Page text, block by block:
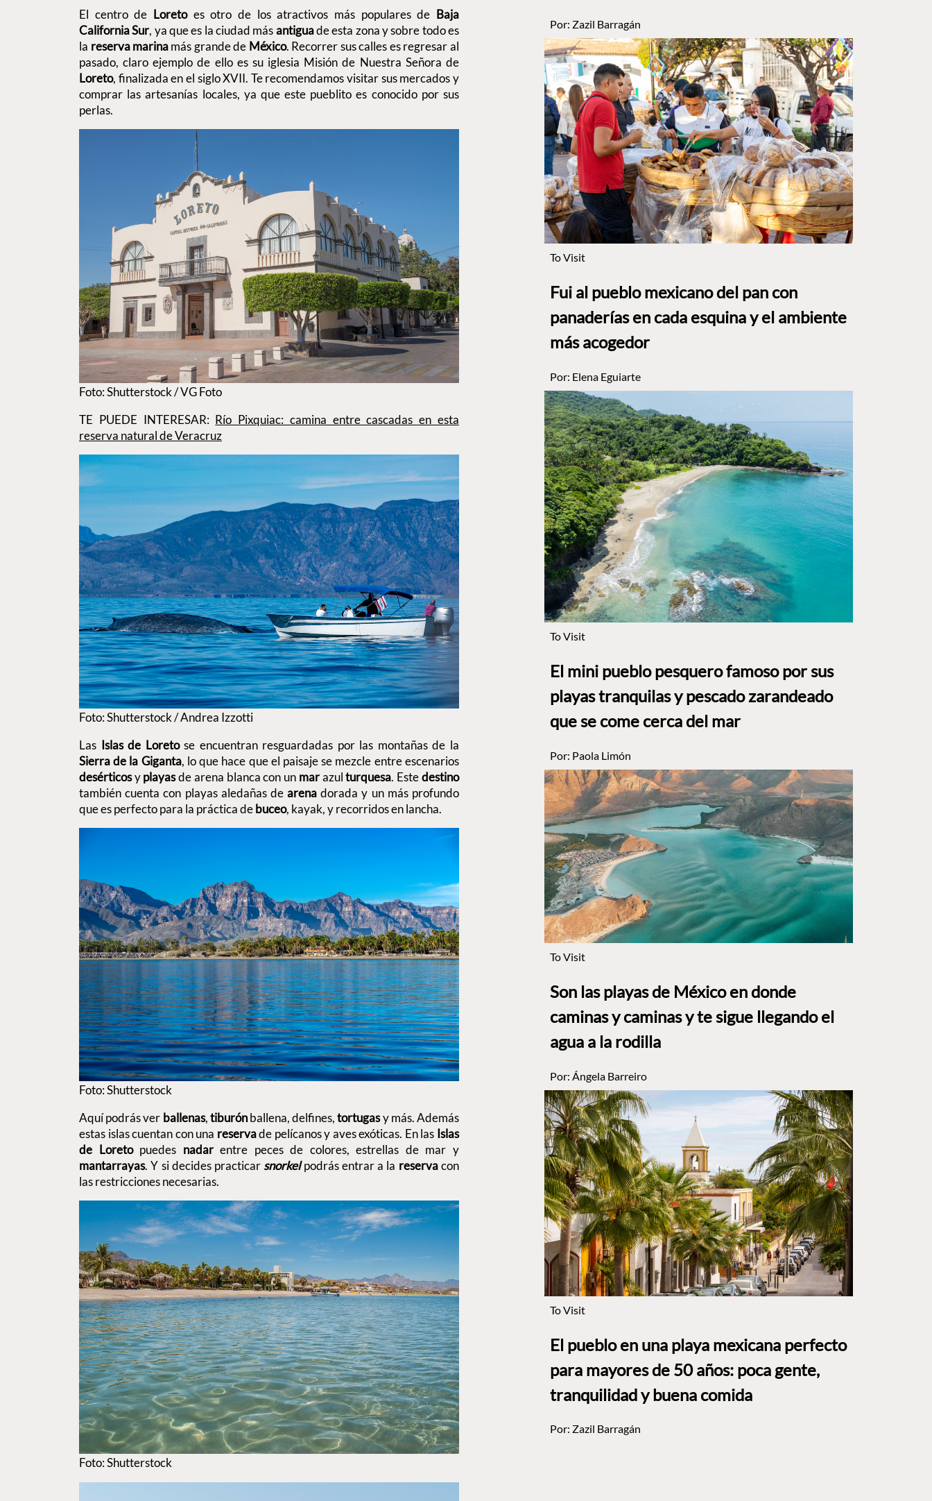
El centro de Loreto es otro de los atractivos más populares de Baja
California Sur, ya que es la ciudad másantiguade esta zona y sobre todo es
la reserva marinamás grande de México. Recorrer sus calles es regresar al
pasado, claro ejemplo de ello es su iglesia Misión de Nuestra Señora de
Loreto, finalizada en el siglo XVII. Te recomendamos visitar sus mercados y
comprar las artesanías locales, ya que este pueblito es conocido por sus
perlas.
Foto: Shutterstock / VG Foto
TE PUEDE INTERESAR: Río Pixquiac: camina entre cascadas en esta
reserva natural de Veracruz
Foto: Shutterstock / Andrea Izzotti
Las Islas de Loretose encuentran resguardadas por las montañas de la
Sierra de la Giganta, lo que hace que el paisaje se mezcle entre escenarios
desérticosyplayasde arena blanca con un marazulturquesa. Estedestino
también cuenta con playas aledañas dearena dorada y un más profundo
que es perfecto para la práctica debuceo, kayak, y recorridos en lancha.
Foto: Shutterstock
Aquí podrás ver ballenas,tiburónballena, delfines,tortugasy más. Además
estas islas cuentan con una reservade pelícanos y aves exóticas. En las Islas
de Loreto puedes nadarentre peces de colores, estrellas de mar y
mantarrayas. Y si decides practicarsnorkelpodrás entrar a la reservacon
las restricciones necesarias.
Foto: Shutterstock
Por: Zazil Barragán
To Visit
Fui al pueblo mexicano del pan con
panaderías en cada esquina y el ambiente
más acogedor
Por: Elena Eguiarte
To Visit
El mini pueblo pesquero famoso por sus
playas tranquilas y pescado zarandeado
que se come cerca del mar
Por: Paola Limón
To Visit
Son las playas de México en donde
caminas y caminas y te sigue llegando el
agua a la rodilla
Por: Ángela Barreiro
To Visit
El pueblo en una playa mexicana perfecto
para mayores de 50 años: poca gente,
tranquilidad y buena comida
Por: Zazil Barragán